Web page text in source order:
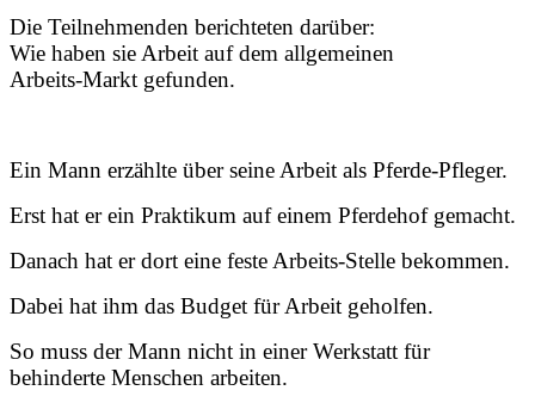
Die Teilnehmenden berichteten darüber:
Wie haben sie Arbeit auf dem allgemeinen
Arbeits-Markt gefunden.
Ein Mann erzählte über seine Arbeit als Pferde-Pfleger.
Erst hat er ein Praktikum auf einem Pferdehof gemacht.
Danach hat er dort eine feste Arbeits-Stelle bekommen.
Dabei hat ihm das Budget für Arbeit geholfen.
So muss der Mann nicht in einer Werkstatt für
behinderte Menschen arbeiten.